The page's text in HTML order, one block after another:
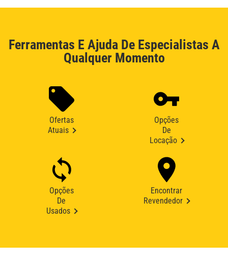
Ferramentas E Ajuda De Especialistas A
Qualquer Momento
Ofertas
Atuais
Opções
De
Locação
Opções
De
Usados
Encontrar
Revendedor